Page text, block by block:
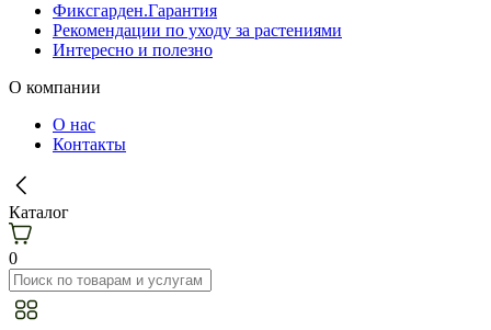
Фиксгарден.Гарантия
Рекомендации по уходу за растениями
Интересно и полезно
О компании
О нас
Контакты
Каталог
0